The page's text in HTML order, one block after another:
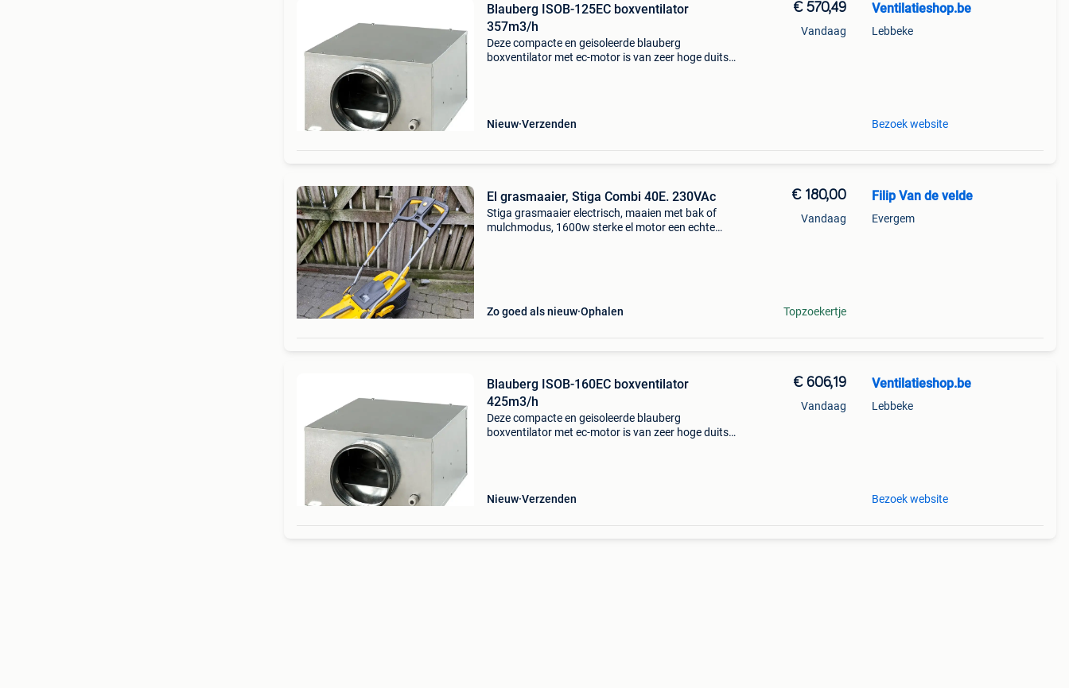
Blauberg ISOB-125EC boxventilator
357m3/h
Deze compacte en geisoleerde blauberg
boxventilator met ec-motor is van zeer hoge duitse
Nieuw Verzenden
€ 570,49
Vandaag
Ventilatieshop.be
Lebbeke
Bezoek website
El grasmaaier, Stiga Combi 40E. 230VAc
Stiga grasmaaier electrisch, maaien met bak of
mulchmodus, 1600w sterke el motor een echte
Zo goed als nieuw Ophalen
€ 180,00
Vandaag
Topzoekertje
Filip Van de velde
Evergem
Blauberg ISOB-160EC boxventilator
425m3/h
Deze compacte en geisoleerde blauberg
boxventilator met ec-motor is van zeer hoge duitse
Nieuw Verzenden
€ 606,19
Vandaag
Ventilatieshop.be
Lebbeke
Bezoek website